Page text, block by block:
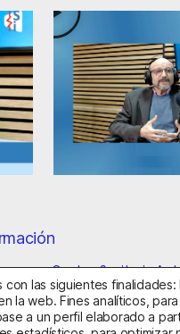
Centro Sanitario
de PrivacidadPolítica
las siguientes finalidades:
la web. Fines analíticos,
a un perfil elaborado a